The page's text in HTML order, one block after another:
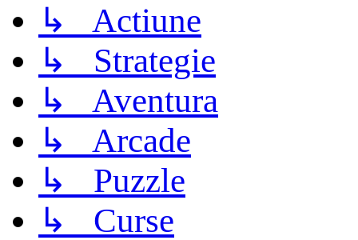
↳ Actiune
↳ Strategie
↳ Aventura
↳ Arcade
↳ Puzzle
↳ Curse